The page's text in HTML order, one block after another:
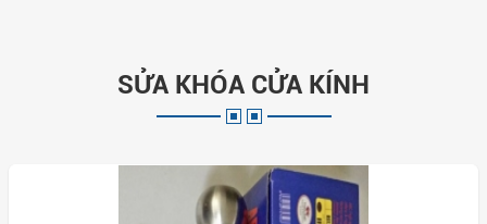
SỬA KHÓA CỬA KÍNH